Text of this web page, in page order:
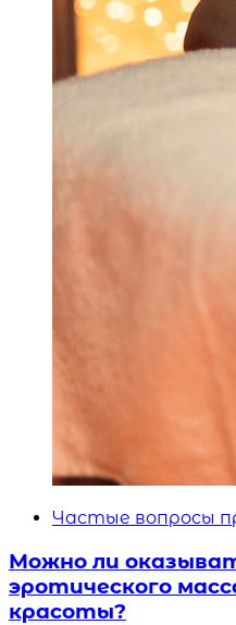
Частые вопросы
Можно ли
эротического
красоты?